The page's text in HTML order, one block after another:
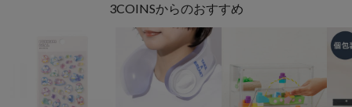
3COINSからのおすすめ